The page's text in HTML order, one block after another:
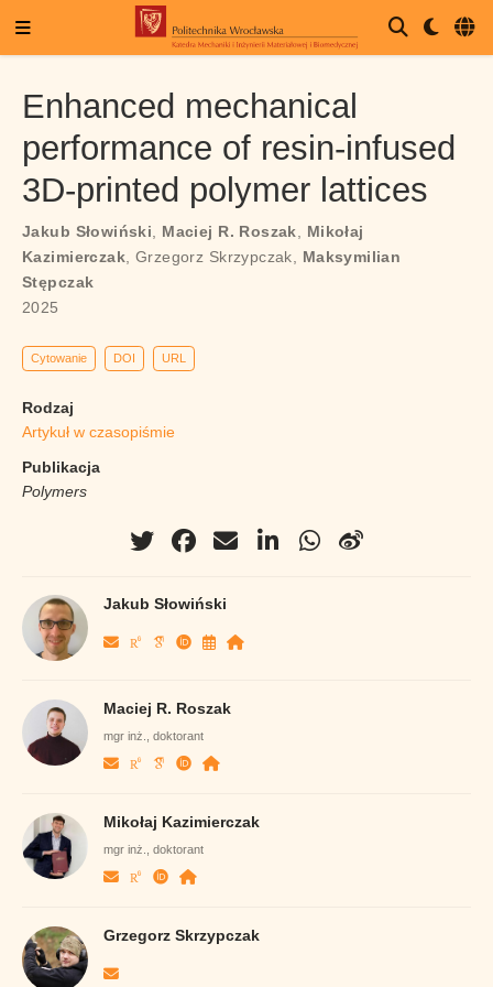
Enhanced mechanical
performance of resin-infused
3D-printed polymer lattices
Jakub Słowiński Maciej R. Roszak
Mikołaj
Kazimierczak Grzegorz Skrzypczak
Maksymilian
Stępczak
2025
Cytowanie DOI URL
Rodzaj
Artykuł w czasopiśmie
Publikacja
Polymers
Jakub Słowiński
Maciej R. Roszak
mgr inż., doktorant
Mikołaj Kazimierczak
mgr inż., doktorant
Grzegorz Skrzypczak